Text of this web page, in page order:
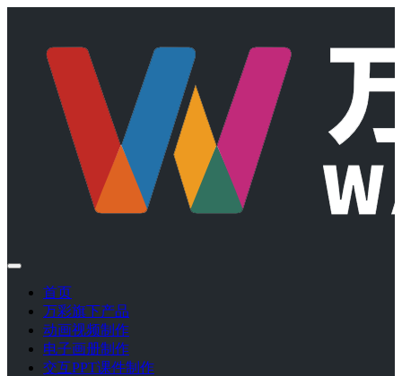
首页
万彩旗下产品
动画视频制作
电子画册制作
交互PPT课件制作